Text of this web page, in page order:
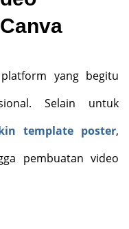
yang begitu
Selain untuk
template poster,
pembuatan video